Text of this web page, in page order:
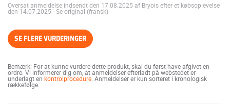
Oversat anmeldelse indsendt den 17.08.2025 af Bryois efter et købsoplevelse
den 14.07.2025 -Se original (fransk)
SE FLERE VURDERINGER
Bemærk: For at kunne vurdere dette produkt, skal du først have afgivet en
ordre. Vi informerer dig om, at anmeldelser efterladt på webstedet er
underlagt en kontrolprocedure . Anmeldelser er kun sorteret i kronologisk
rækkefølge.